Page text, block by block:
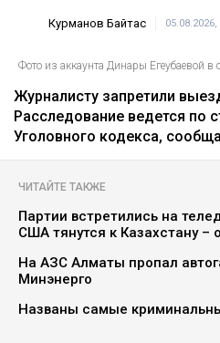
Курманов Байтас 05.08.2026,
Фото из аккаунта Динары Егеубаевой в
Журналисту запретили
Расследование ведется по
Уголовного кодекса,
ЧИТАЙТЕ ТАКЖЕ
Партии встретились на
США тянутся к Казахстану –
На АЗС Алматы пропал
Минэнерго
Названы самые